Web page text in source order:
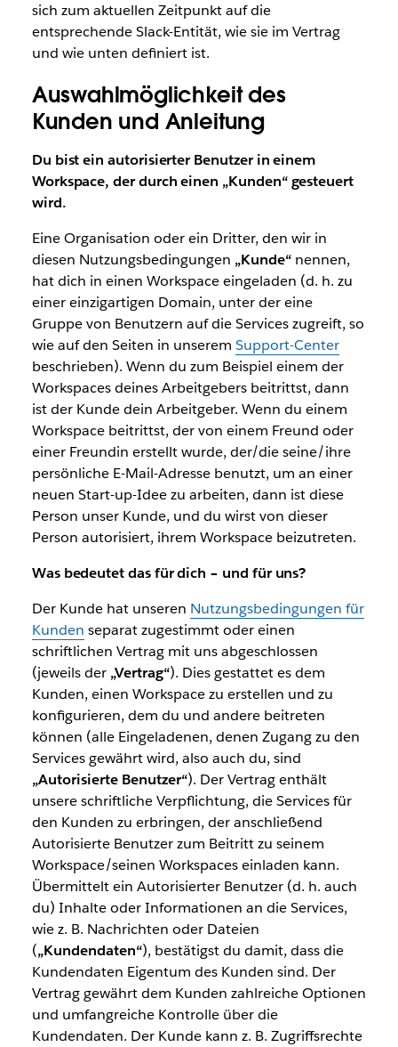
sich zum aktuellen Zeitpunkt auf die
entsprechende Slack-Entität, wie sie im Vertrag
und wie unten definiert ist.
Auswahlmöglichkeit des
Kunden und Anleitung
Du bist ein autorisierter Benutzer in einem
Workspace, der durch einen „Kunden“ gesteuert
wird.
Eine Organisation oder ein Dritter, den wir in
diesen Nutzungsbedingungen „Kunde“nennen,
hat dich in einen Workspace eingeladen (d. h. zu
einer einzigartigen Domain, unter der eine
Gruppe von Benutzern auf die Services zugreift, so
wie auf den Seiten in unserem Support-Center
beschrieben). Wenn du zum Beispiel einem der
Workspaces deines Arbeitgebers beitrittst, dann
ist der Kunde dein Arbeitgeber. Wenn du einem
Workspace beitrittst, der von einem Freund oder
einer Freundin erstellt wurde, der/die seine/ihre
persönliche E-Mail-Adresse benutzt, um an einer
neuen Start-up-Idee zu arbeiten, dann ist diese
Person unser Kunde, und du wirst von dieser
Person autorisiert, ihrem Workspace beizutreten.
Was bedeutet das für dich – und für uns?
Der Kunde hat unseren Nutzungsbedingungen für
Kunden separat zugestimmt oder einen
schriftlichen Vertrag mit uns abgeschlossen
(jeweils der „Vertrag“). Dies gestattet es dem
Kunden, einen Workspace zu erstellen und zu
konfigurieren, dem du und andere beitreten
können (alle Eingeladenen, denen Zugang zu den
Services gewährt wird, also auch du, sind
„Autorisierte Benutzer“). Der Vertrag enthält
unsere schriftliche Verpflichtung, die Services für
den Kunden zu erbringen, der anschließend
Autorisierte Benutzer zum Beitritt zu seinem
Workspace/seinen Workspaces einladen kann.
Übermittelt ein Autorisierter Benutzer (d. h. auch
du) Inhalte oder Informationen an die Services,
wie z. B. Nachrichten oder Dateien
(„Kundendaten“), bestätigst du damit, dass die
Kundendaten Eigentum des Kunden sind. Der
Vertrag gewährt dem Kunden zahlreiche Optionen
und umfangreiche Kontrolle über die
Kundendaten. Der Kunde kann z. B. Zugriffsrechte